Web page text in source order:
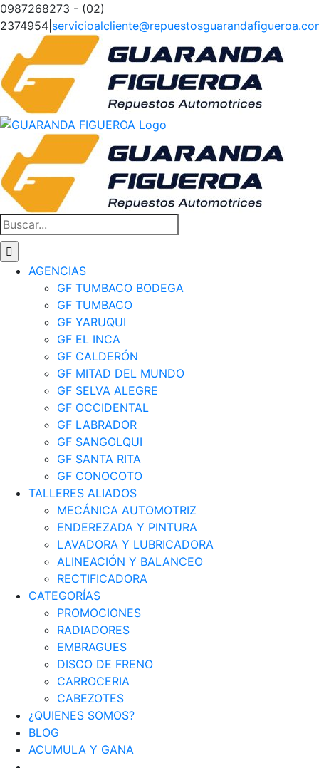
Saltar
al
contenido
0987268273 - (02)
2374954
Facebook
Instagram
Buscar:
AGENCIAS
GF TUMBACO BODEGA
GF TUMBACO
GF YARUQUI
GF EL INCA
GF CALDERÓN
GF MITAD DEL MUNDO
GF SELVA ALEGRE
GF OCCIDENTAL
GF LABRADOR
GF SANGOLQUI
GF SANTA RITA
GF CONOCOTO
TALLERES ALIADOS
MECÁNICA AUTOMOTRIZ
ENDEREZADA Y PINTURA
LAVADORA Y LUBRICADORA
ALINEACIÓN Y BALANCEO
RECTIFICADORA
CATEGORÍAS
PROMOCIONES
RADIADORES
EMBRAGUES
DISCO DE FRENO
CARROCERIA
CABEZOTES
¿QUIENES SOMOS?
BLOG
ACUMULA Y GANA